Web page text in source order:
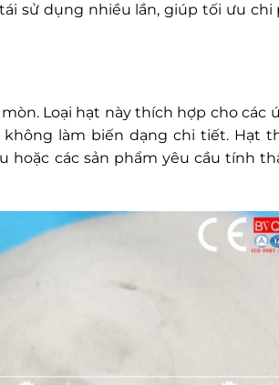
sử dụng nhiều lần, giúp tối ưu chi
Loại hạt này thích hợp cho các
làm biến dạng chi tiết. Hạt
hoặc các sản phẩm yêu cầu tính